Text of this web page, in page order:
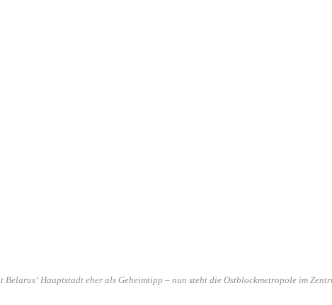
Hauptstadt eher als Geheimtipp – nun steht die Ostblockmetropole im